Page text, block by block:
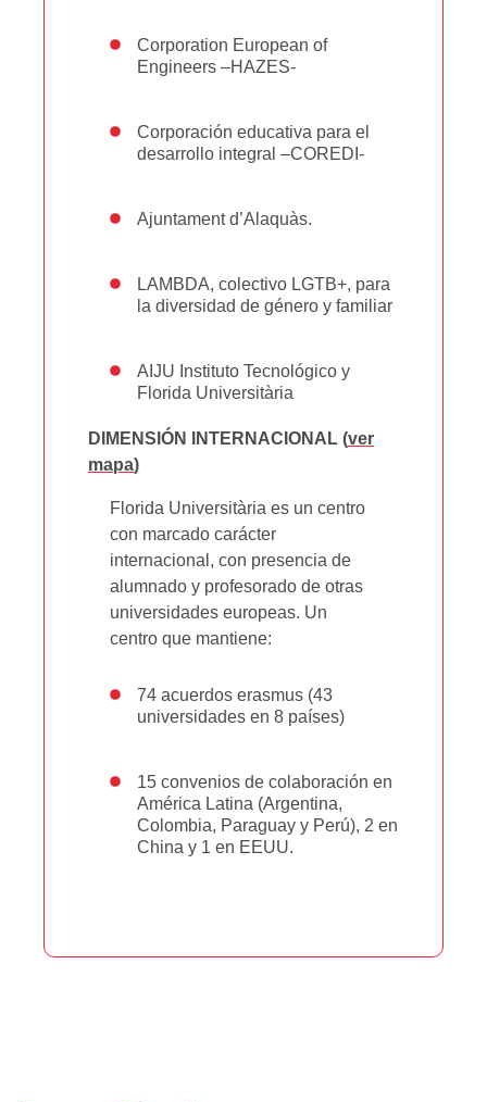
Corporation European of
Engineers –HAZES-
Corporación educativa para el
desarrollo integral –COREDI-
Ajuntament d’Alaquàs.
LAMBDA, colectivo LGTB+, para
la diversidad de género y familiar
AIJU Instituto Tecnológico y
Florida Universitària
DIMENSIÓN INTERNACIONAL (ver
mapa)
Florida Universitària es un centro
con marcado carácter
internacional, con presencia de
alumnado y profesorado de otras
universidades europeas. Un
centro que mantiene:
74 acuerdos erasmus (43
universidades en 8 países)
15 convenios de colaboración en
América Latina (Argentina,
Colombia, Paraguay y Perú), 2 en
China y 1 en EEUU.